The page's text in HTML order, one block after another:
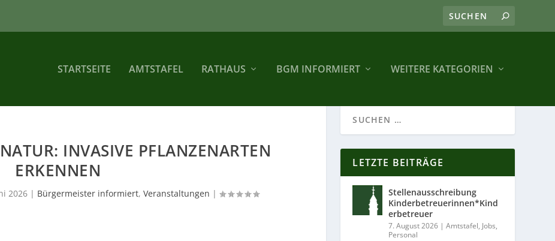
STARTSEITE AMTSTAFEL RATHAUS BGM INFORMIERT WEITERE KATEGORIEN
INVASIVE PFLANZENARTEN
ERKENNEN
2026| Bürgermeister informiert, Veranstaltungen |
LETZTE BEITRÄGE
Stellenausschreibung
Kinderbetreuerinnen*Kind
erbetreuer
7. August 2026 |Amtstafel, Jobs,
Personal